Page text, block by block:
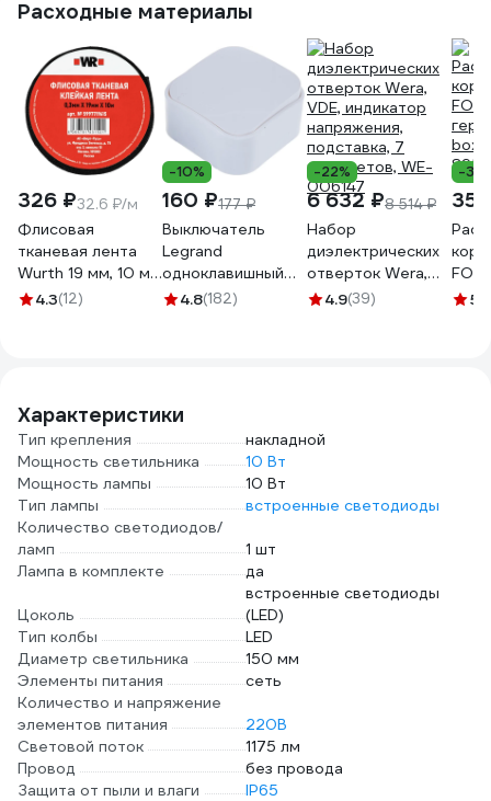
Расходные материалы
326 ₽32.6 ₽/м
Флисовая
тканевая лента
Wurth 19 мм, 10 м
5997719615090 1
4.3(12)
-10%
160 ₽177 ₽
Выключатель
Legrand
одноклавишный
Legrand Quteo
4.8(182)
-22%
6 632 ₽8 514 ₽
Набор
диэлектрических
отверток Wera,
VDE, индикатор
4.9(39)
-
5
Характеристики
Тип крепления
накладной
Мощность светильника
10 Вт
Мощность лампы
10 Вт
Тип лампы
встроенные светодиоды
Количество светодиодов/
ламп
1 шт
Лампа в комплекте
да
Цоколь
встроенные светодиоды
(LED)
Тип колбы
LED
Диаметр светильника
150 мм
Элементы питания
сеть
Количество и напряжение
элементов питания
220В
Световой поток
1175 лм
Провод
без провода
Защита от пыли и влаги
IP65